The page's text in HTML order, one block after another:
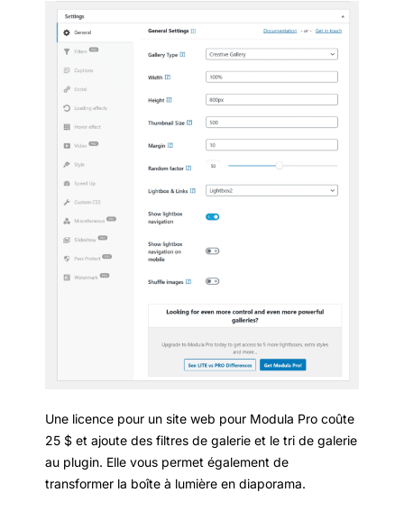
Une licence pour un site web pour Modula Pro coûte
25 $ et ajoute des filtres de galerie et le tri de galerie
au plugin. Elle vous permet également de
transformer la boîte à lumière en diaporama.